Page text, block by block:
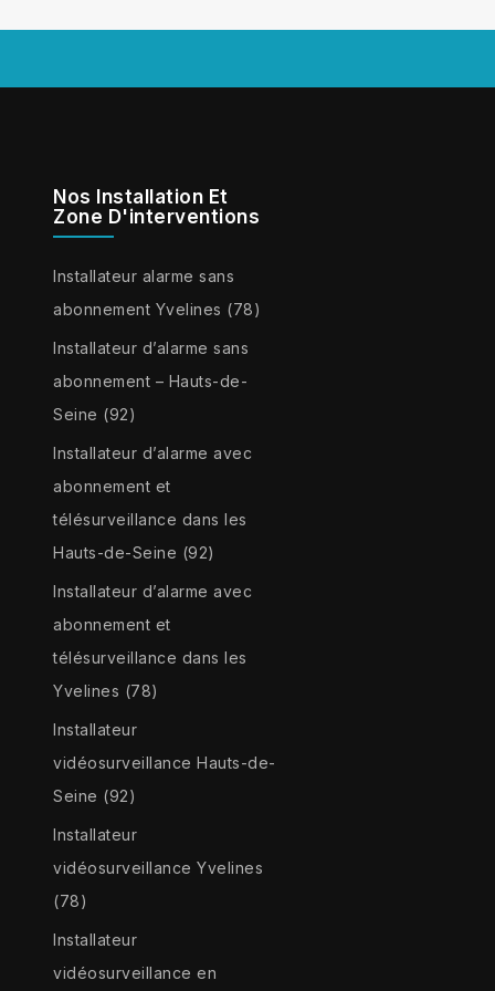
Nos Installation Et
Zone D'interventions
Installateur alarme sans
abonnement Yvelines (78)
Installateur d’alarme sans
abonnement – Hauts-de-
Seine (92)
Installateur d’alarme avec
abonnement et
télésurveillance dans les
Hauts-de-Seine (92)
Installateur d’alarme avec
abonnement et
télésurveillance dans les
Yvelines (78)
Installateur
vidéosurveillance Hauts-de-
Seine (92)
Installateur
vidéosurveillance Yvelines
(78)
Installateur
vidéosurveillance en